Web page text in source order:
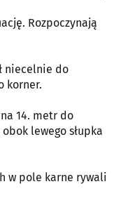
Rozpoczynają
niecelnie do
korner.
14. metr do
lewego słupka
w pole karne rywali